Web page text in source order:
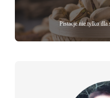
Pistacje nie tylko dla